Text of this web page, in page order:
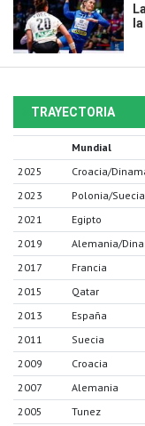
TRAYECTORIA
Mundial
2025
Croacia/
2023
Polonia/Suecia
2021
Egipto
2019
Alemania/
2017
Francia
2015
Qatar
2013
España
2011
Suecia
2009
Croacia
2007
Alemania
2005
Tunez